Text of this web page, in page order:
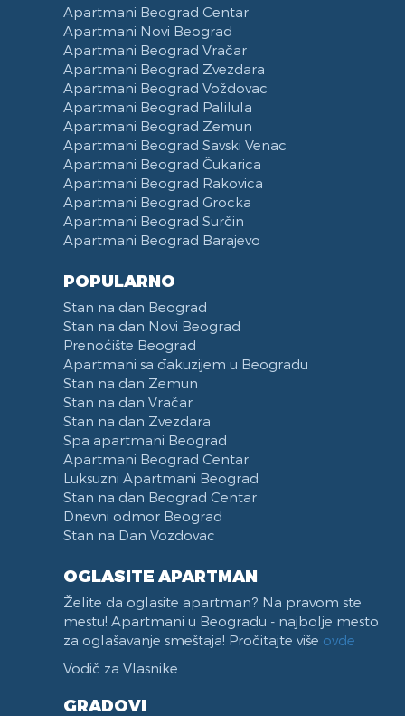
Apartmani Beograd Centar
Apartmani Novi Beograd
Apartmani Beograd Vračar
Apartmani Beograd Zvezdara
Apartmani Beograd Voždovac
Apartmani Beograd Palilula
Apartmani Beograd Zemun
Apartmani Beograd Savski Venac
Apartmani Beograd Čukarica
Apartmani Beograd Rakovica
Apartmani Beograd Grocka
Apartmani Beograd Surčin
Apartmani Beograd Barajevo
POPULARNO
Stan na dan Beograd
Stan na dan Novi Beograd
Prenoćište Beograd
Apartmani sa đakuzijem u Beogradu
Stan na dan Zemun
Stan na dan Vračar
Stan na dan Zvezdara
Spa apartmani Beograd
Apartmani Beograd Centar
Luksuzni Apartmani Beograd
Stan na dan Beograd Centar
Dnevni odmor Beograd
Stan na Dan Vozdovac
OGLASITE APARTMAN
Želite da oglasite apartman? Na pravom ste
mestu! Apartmani u Beogradu - najbolje mesto
za oglašavanje smeštaja! Pročitajte više ovde
Vodič za Vlasnike
GRADOVI